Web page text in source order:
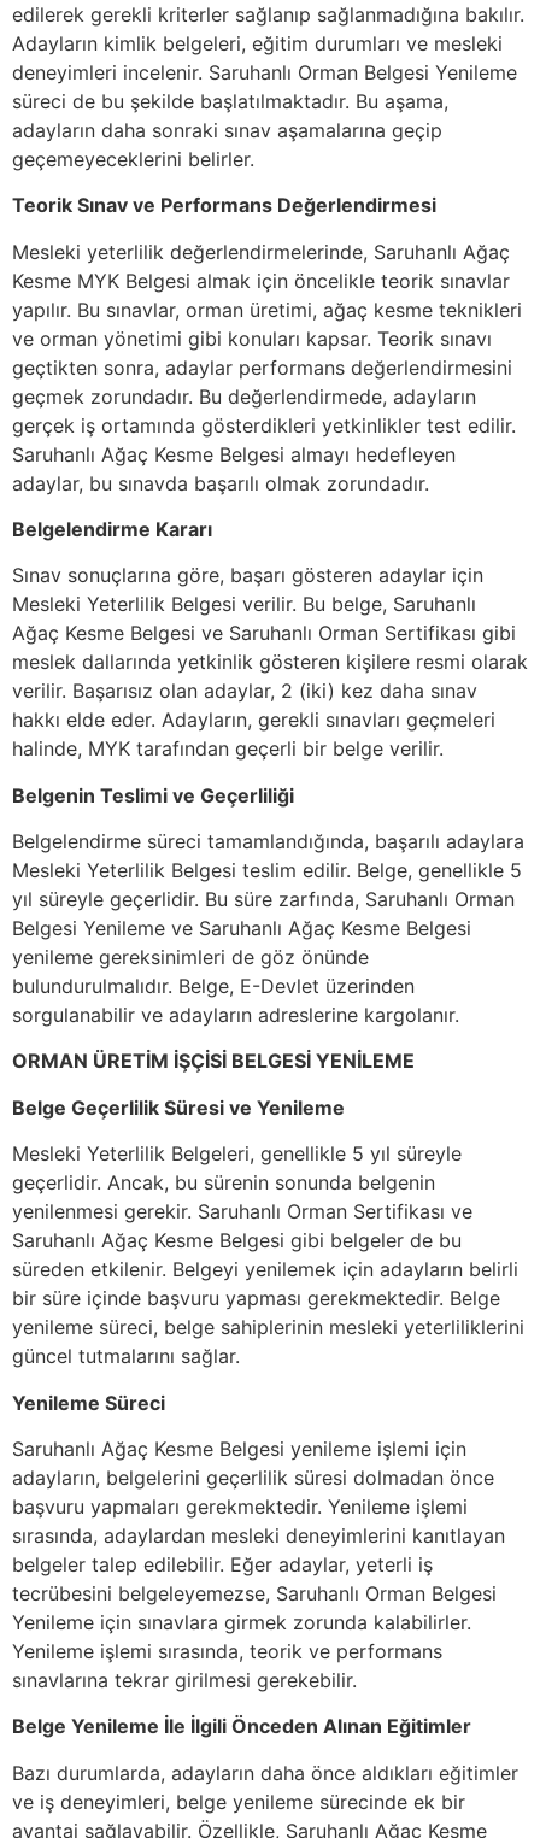
edilerek gerekli kriterler sağlanıp sağlanmadığına bakılır.
Adayların kimlik belgeleri, eğitim durumları ve mesleki
deneyimleri incelenir. Saruhanlı Orman Belgesi Yenileme
süreci de bu şekilde başlatılmaktadır. Bu aşama,
adayların daha sonraki sınav aşamalarına geçip
geçemeyeceklerini belirler.
Teorik Sınav ve Performans Değerlendirmesi
Mesleki yeterlilik değerlendirmelerinde, Saruhanlı Ağaç
Kesme MYK Belgesi almak için öncelikle teorik sınavlar
yapılır. Bu sınavlar, orman üretimi, ağaç kesme teknikleri
ve orman yönetimi gibi konuları kapsar. Teorik sınavı
geçtikten sonra, adaylar performans değerlendirmesini
geçmek zorundadır. Bu değerlendirmede, adayların
gerçek iş ortamında gösterdikleri yetkinlikler test edilir.
Saruhanlı Ağaç Kesme Belgesi almayı hedefleyen
adaylar, bu sınavda başarılı olmak zorundadır.
Belgelendirme Kararı
Sınav sonuçlarına göre, başarı gösteren adaylar için
Mesleki Yeterlilik Belgesi verilir. Bu belge, Saruhanlı
Ağaç Kesme Belgesi ve Saruhanlı Orman Sertifikası gibi
meslek dallarında yetkinlik gösteren kişilere resmi olarak
verilir. Başarısız olan adaylar, 2 (iki) kez daha sınav
hakkı elde eder. Adayların, gerekli sınavları geçmeleri
halinde, MYK tarafından geçerli bir belge verilir.
Belgenin Teslimi ve Geçerliliği
Belgelendirme süreci tamamlandığında, başarılı adaylara
Mesleki Yeterlilik Belgesi teslim edilir. Belge, genellikle 5
yıl süreyle geçerlidir. Bu süre zarfında, Saruhanlı Orman
Belgesi Yenileme ve Saruhanlı Ağaç Kesme Belgesi
yenileme gereksinimleri de göz önünde
bulundurulmalıdır. Belge, E-Devlet üzerinden
sorgulanabilir ve adayların adreslerine kargolanır.
ORMAN ÜRETİM İŞÇİSİ BELGESİ YENİLEME
Belge Geçerlilik Süresi ve Yenileme
Mesleki Yeterlilik Belgeleri, genellikle 5 yıl süreyle
geçerlidir. Ancak, bu sürenin sonunda belgenin
yenilenmesi gerekir. Saruhanlı Orman Sertifikası ve
Saruhanlı Ağaç Kesme Belgesi gibi belgeler de bu
süreden etkilenir. Belgeyi yenilemek için adayların belirli
bir süre içinde başvuru yapması gerekmektedir. Belge
yenileme süreci, belge sahiplerinin mesleki yeterliliklerini
güncel tutmalarını sağlar.
Yenileme Süreci
Saruhanlı Ağaç Kesme Belgesi yenileme işlemi için
adayların, belgelerini geçerlilik süresi dolmadan önce
başvuru yapmaları gerekmektedir. Yenileme işlemi
sırasında, adaylardan mesleki deneyimlerini kanıtlayan
belgeler talep edilebilir. Eğer adaylar, yeterli iş
tecrübesini belgeleyemezse, Saruhanlı Orman Belgesi
Yenileme için sınavlara girmek zorunda kalabilirler.
Yenileme işlemi sırasında, teorik ve performans
sınavlarına tekrar girilmesi gerekebilir.
Belge Yenileme İle İlgili Önceden Alınan Eğitimler
Bazı durumlarda, adayların daha önce aldıkları eğitimler
ve iş deneyimleri, belge yenileme sürecinde ek bir
avantaj sağlayabilir. Özellikle, Saruhanlı Ağaç Kesme